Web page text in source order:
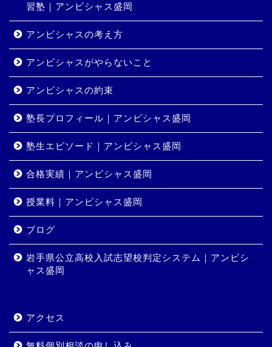
習塾｜アンビシャス盛岡
アンビシャスの考え方
アンビシャスがやらないこと
アンビシャスの約束
塾長プロフィール｜アンビシャス盛岡
塾生エピソード｜アンビシャス盛岡
合格実績｜アンビシャス盛岡
授業料｜アンビシャス盛岡
ブログ
岩手県公立高校入試志望校判定システム｜アンビシ
ャス盛岡
アクセス
コース・料金
岩手県公立高校入試志望校
判定システム｜アンビシャ